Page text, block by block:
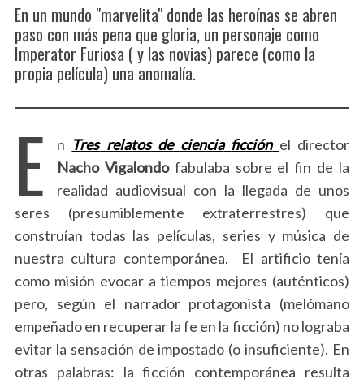
En un mundo "marvelita" donde las heroínas se abren
paso con más pena que gloria, un personaje como
Imperator Furiosa ( y las novias) parece (como la
propia película) una anomalía.
E n Tres relatos de ciencia ficción el director
Nacho Vigalondofabulaba sobre el fin de la
realidad audiovisual con la llegada de unos
seres (presumiblemente extraterrestres) que
construían todas las películas, series y música de
nuestra cultura contemporánea. El artificio tenía
como misión evocar a tiempos mejores (auténticos)
pero, según el narrador protagonista (melómano
empeñado en recuperar la fe en la ficción) no lograba
evitar la sensación de impostado (o insuficiente). En
otras palabras: la ficción contemporánea resulta